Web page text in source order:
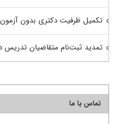
تکمیل ظرفیت دکتری بدون آزمون
تمدید ثبت‌نام متقاضیان تدریس
تماس با ما